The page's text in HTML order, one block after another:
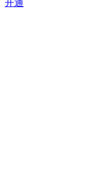
开通